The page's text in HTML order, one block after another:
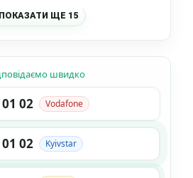
ПОКАЗАТИ ЩЕ 15
швидко
02 Vodafone
02 Kyivstar